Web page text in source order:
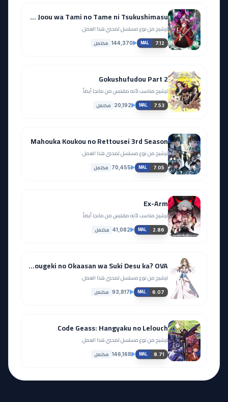
Higeki no Genkyou to Naru Saikyou Gedou Last Boss Joou wa Tami no Tame ni Tsukushimasu.
ترشيح من نوع مسلسل لمحبي هذا العمل.
MAL 7.12
144,370 مكتمل
Gokushufudou Part 2
ترشيح مناسب لأنه مقتبس من مانجا أيضاً.
MAL 7.53
20,192 مكتمل
Mahouka Koukou no Rettousei 3rd Season
ترشيح من نوع مسلسل لمحبي هذا العمل.
MAL 7.05
70,455 مكتمل
Ex-Arm
ترشيح مناسب لأنه مقتبس من مانجا أيضاً.
MAL 2.86
41,082 مكتمل
Tsuujou Kougeki ga Zentai Kougeki de Ni-kai Kougeki no Okaasan wa Suki Desu ka? OVA
ترشيح من نوع مسلسل لمحبي هذا العمل.
MAL 6.07
93,817 مكتمل
Code Geass: Hangyaku no Lelouch
ترشيح من نوع مسلسل لمحبي هذا العمل.
MAL 8.71
146,168 مكتمل